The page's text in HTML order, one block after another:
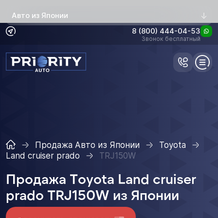
Авто из Японии
8 (800) 444-04-53
Звонок бесплатный
Продажа Авто из Японии
Toyota
Land cruiser prado
TRJ150W
Продажа Toyota Land cruiser
prado TRJ150W из Японии